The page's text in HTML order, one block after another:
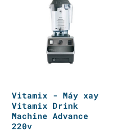
Vitamix - Máy xay
Vitamix Drink
Machine Advance
220v